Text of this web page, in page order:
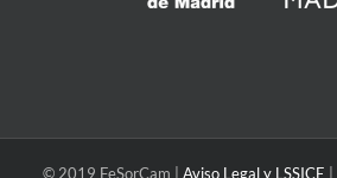
© 2019 FeSorCam | Aviso Legal y LSSICE